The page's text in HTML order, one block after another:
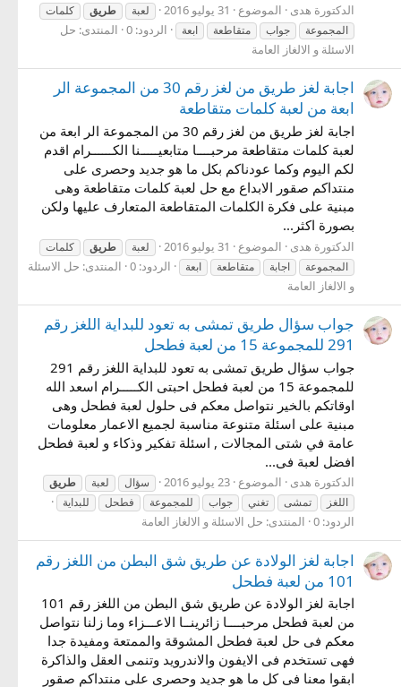
الدكتورة هدى الموضوع 31 يوليو 2016 لعبة طريق
كلمات
المجموعة
جواب متقاطعة ابعة الردود: 0 المنتدى: حل
الاسئلة و الالغاز العامة
اجابة لغز طريق من لغز رقم 30 من المجموعة الر
ابعة من لعبة كلمات متقاطعة
اجابة لغز طريق من لغز رقم 30 من المجموعة الر ابعة من
لعبة كلمات متقاطعة مرحبــــا متابعيـــــنا الكــــــرام اقدم
لكم اليوم وكما عودناكم بكل ما هو جديد وحصرى على
منتداكم صقور الابداع مع حل لعبة كلمات متقاطعة وهى
مبنية على فكرة الكلمات المتقاطعة المتعارف عليها ولكن
بصورة اكثر...
الدكتورة هدى الموضوع 31 يوليو 2016 لعبة طريق
كلمات
المجموعة
اجابة متقاطعة ابعة الردود: 0 المنتدى: حل الاسئلة
و الالغاز العامة
جواب سؤال طريق تمشى به تعود للبداية اللغز رقم
291 للمجموعة 15 من لعبة فطحل
جواب سؤال طريق تمشى به تعود للبداية اللغز رقم 291
للمجموعة 15 من لعبة فطحل احبتى الكـــــرام اسعد الله
اوقاتكم بالخير نتواصل معكم فى حلول لعبة فطحل وهى
مبنية على اسئلة متنوعة مناسبة لجميع الاعمار معلومات
عامة في شتى المجالات , اسئلة تفكير وذكاء و لعبة فطحل
افضل لعبة فى...
الدكتورة هدى الموضوع 23 يوليو 2016 سؤال لعبة
طريق
اللغز
تمشى تغني جواب للمجموعة فطحل للبداية
الردود: 0 المنتدى: حل الاسئلة و الالغاز العامة
اجابة لغز الولادة عن طريق شق البطن من اللغز رقم
101 من لعبة فطحل
اجابة لغز الولادة عن طريق شق البطن من اللغز رقم 101
من لعبة فطحل مرحبــــا زائرينــا الاعـــزاء وما زلنا نتواصل
معكم فى حل لعبة فطحل المشوقة والممتعة ومفيدة جدا
فهى تستخدم فى الايفون والاندرويد وتنمى العقل والذاكرة
ابقوا معنا فى كل ما هو جديد وحصرى على منتداكم صقور